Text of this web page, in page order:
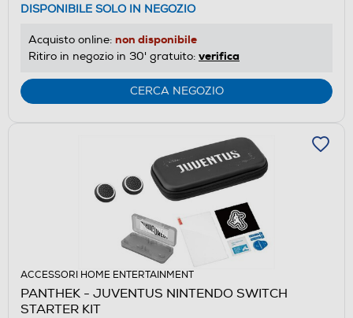
DISPONIBILE SOLO IN NEGOZIO
Acquisto online: non disponibile
Ritiro in negozio in 30' gratuito: verifica
CERCA NEGOZIO
ACCESSORI HOME ENTERTAINMENT
PANTHEK - JUVENTUS NINTENDO SWITCH
STARTER KIT